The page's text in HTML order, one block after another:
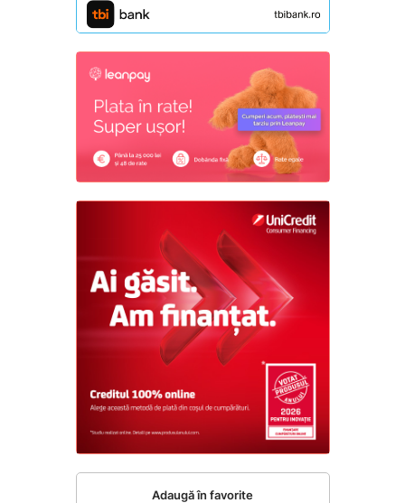
Adaugă în favorite